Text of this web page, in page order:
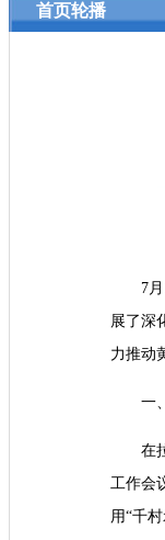
首页轮播
7
展了深
力推动
一
在
工作会
用“千